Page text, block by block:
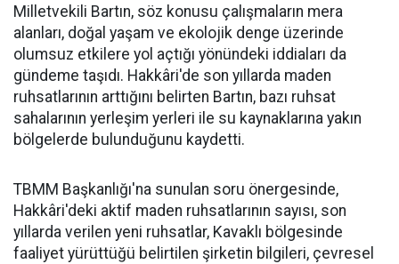
Milletvekili Bartın, söz konusu çalışmaların mera
alanları, doğal yaşam ve ekolojik denge üzerinde
olumsuz etkilere yol açtığı yönündeki iddiaları da
gündeme taşıdı. Hakkâri'de son yıllarda maden
ruhsatlarının arttığını belirten Bartın, bazı ruhsat
sahalarının yerleşim yerleri ile su kaynaklarına yakın
bölgelerde bulunduğunu kaydetti.
TBMM Başkanlığı'na sunulan soru önergesinde,
Hakkâri'deki aktif maden ruhsatlarının sayısı, son
yıllarda verilen yeni ruhsatlar, Kavaklı bölgesinde
faaliyet yürüttüğü belirtilen şirketin bilgileri, çevresel